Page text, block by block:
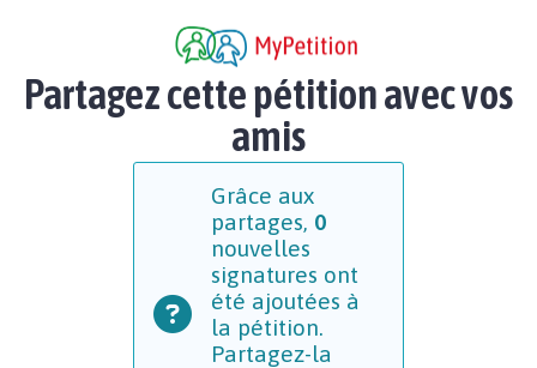
Partagez cette pétition avec vos
amis
Grâce aux
partages, 0
nouvelles
signatures ont
été ajoutées à
la pétition.
Partagez-la